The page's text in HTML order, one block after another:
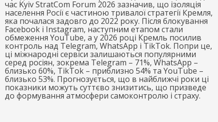
час Kyiv StratCom Forum 2026 зазначив, що ізоляція
населення Росії є частиною тривалої стратегії Кремля,
яка почалася задовго до 2022 року. Після блокування
Facebook і Instagram, наступним етапом стали
обмеження YouTube, а у 2026 році Кремль посилив
контроль над Telegram, WhatsApp і TikTok. Попри це,
ці міжнародні сервіси залишаються популярними
серед росіян, зокрема Telegram – 71%, WhatsApp –
близько 60%, TikTok – приблизно 54% та YouTube –
близько 53%. Прогнозується, що в найближчі роки ці
показники можуть суттєво знизитись, що призведе
до формування атмосфери самоконтролю і страху.